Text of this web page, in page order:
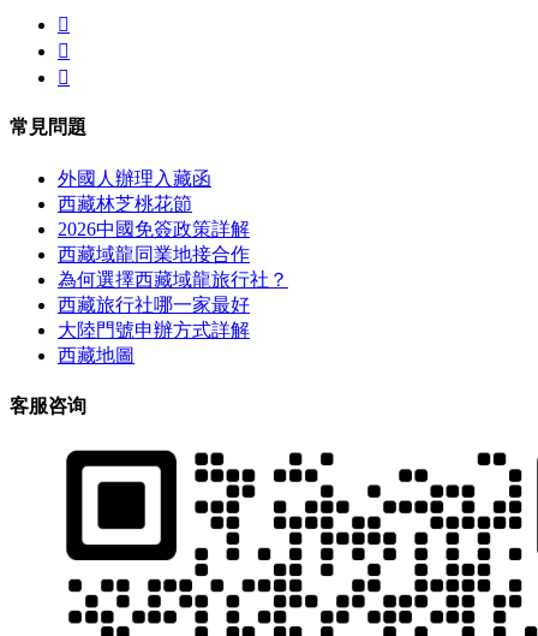



常見問題
外國人辦理入藏函
西藏林芝桃花節
2026中國免簽政策詳解
西藏域龍同業地接合作
為何選擇西藏域龍旅行社？
西藏旅行社哪一家最好
大陸門號申辦方式詳解
西藏地圖
客服咨询